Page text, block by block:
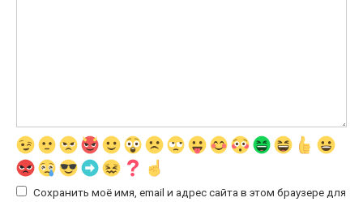
Сохранить моё имя, email и адрес сайта в этом браузере для